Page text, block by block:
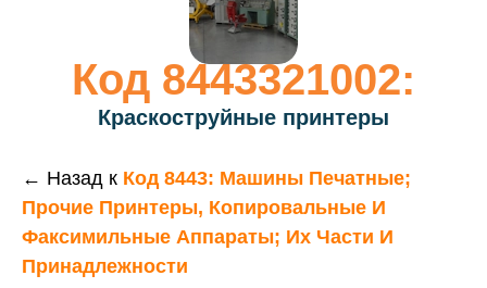
Код 8443321002:
Краскоструйные принтеры
← Назад к Код 8443: Машины Печатные;
Прочие Принтеры, Копировальные И
Факсимильные Аппараты; Их Части И
Принадлежности